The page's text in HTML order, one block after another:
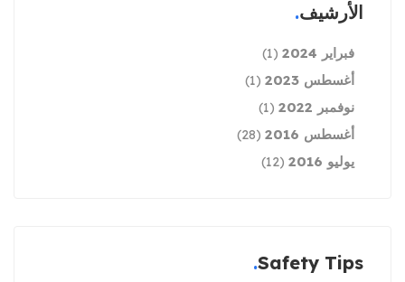
الأرشيف
فبراير 2024 (1)
أغسطس 2023 (1)
نوفمبر 2022 (1)
أغسطس 2016 (28)
يوليو 2016 (12)
Safety Tips